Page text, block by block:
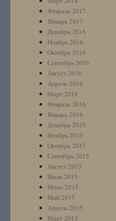
Февраль 2017
Январь 2017
Декабрь 2016
Ноябрь 2016
Октябрь 2016
Сентябрь 2016
Август 2016
Апрель 2016
Март 2016
Февраль 2016
Январь 2016
Декабрь 2015
Ноябрь 2015
Октябрь 2015
Сентябрь 2015
Август 2015
Июль 2015
Июнь 2015
Май 2015
Апрель 2015
Март 2015